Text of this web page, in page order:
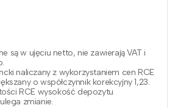
są w ujęciu netto, nie zawierają VAT i
naliczany z wykorzystaniem cen RCE
o współczynnik korekcyjny 1,23.
RCE wysokość depozytu
zmianie.